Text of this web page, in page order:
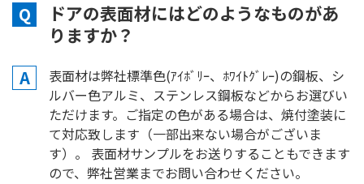
Q
ドアの表面材にはどのようなものがあ
りますか？
A
表面材は弊社標準色(ｱｲﾎﾞﾘｰ、ﾎﾜｲﾄｸﾞﾚｰ)の鋼板、シ
ルバー色アルミ、ステンレス鋼板などからお選びい
ただけます。ご指定の色がある場合は、焼付塗装に
て対応致します（一部出来ない場合がございま
す）。 表面材サンプルをお送りすることもできます
ので、弊社営業までお問い合わせください。